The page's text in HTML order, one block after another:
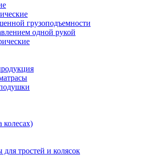
грузоподъемности
одной рукой
тростей и колясок